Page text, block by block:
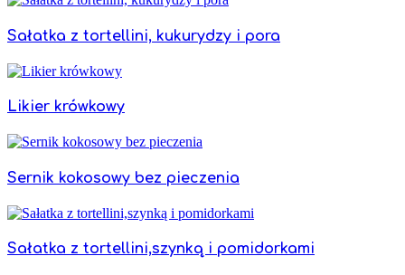
Sałatka z tortellini, kukurydzy i pora
Likier krówkowy
Sernik kokosowy bez pieczenia
Sałatka z tortellini,szynką i pomidorkami